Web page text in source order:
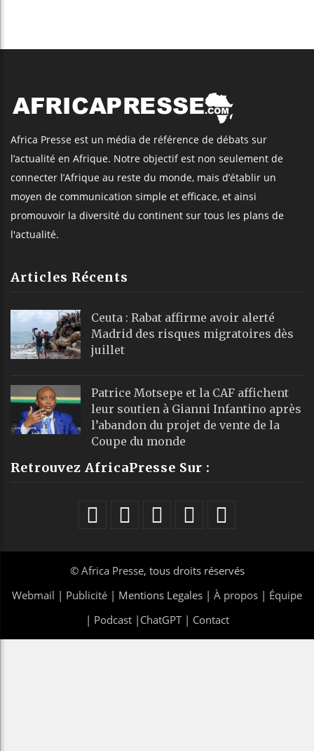
Africa Presse est un média de référence de débats sur
l’actualité en Afrique. Notre objectif est non seulement de
connecter l’Afrique au reste du monde, mais d’établir un
moyen de communication simple et efficace, et ainsi
promouvoir la diversité du continent sur tous les plans de
l'actualité.
Articles Récents
Ceuta : Rabat affirme avoir alerté
Madrid des risques migratoires dès
juillet
Patrice Motsepe et la CAF affichent
leur soutien à Gianni Infantino après
l’abandon du projet de vente de la
Coupe du monde
Retrouvez AfricaPresse Sur :
© Africa Presse, tous droits réservés
Webmail | Publicité | Mentions Legales | À propos | Équipe
| Podcast| ChatGPT| Contact